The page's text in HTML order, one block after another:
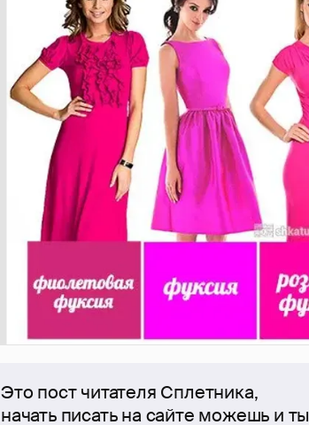
Это пост читателя Сплетника,
начать писать на сайте можешь и ты